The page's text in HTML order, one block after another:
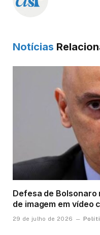
Notícias
Defesa de
de imagem em vídeo
29 de julho de 2026